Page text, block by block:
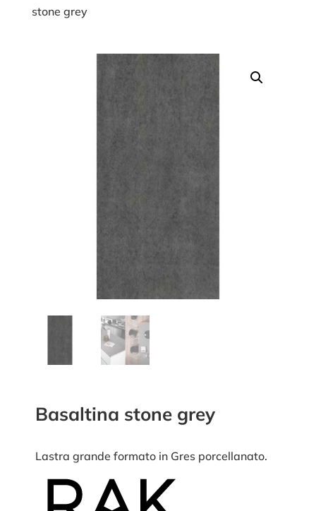
stone grey
Basaltina stone grey
Lastra grande formato in Gres porcellanato.